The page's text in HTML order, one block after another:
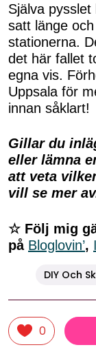
Själva
satt länge
stationerna.
det här fallet
egna vis.
Uppsala för
innan såklart!
Gillar du
eller lämna
att veta
vill se mer
☆ Följ mig
på Bloglovin’,
DIY Och
0